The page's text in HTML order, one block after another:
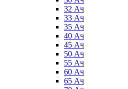
32 Ач
33 Ач
35 Ач
40 Ач
45 Ач
50 Ач
55 Ач
60 Ач
65 Ач